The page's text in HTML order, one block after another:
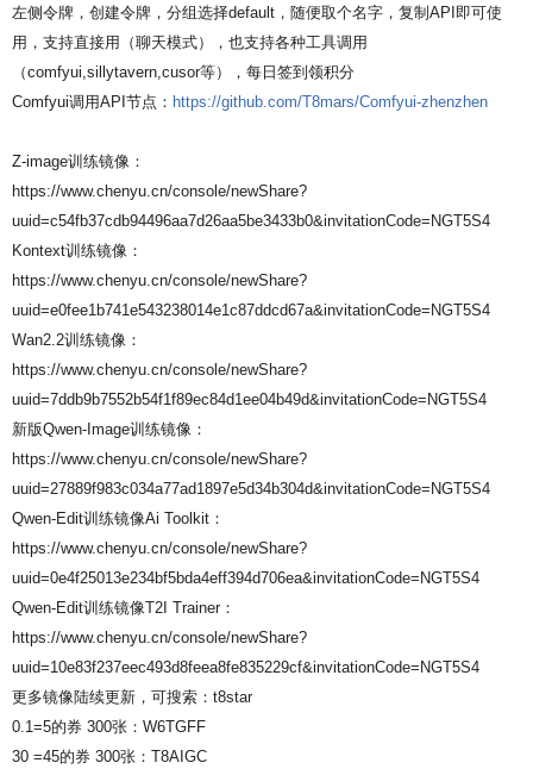
左侧令牌，创建令牌，分组选择default，随便取个名字，复制API即可使
用，支持直接用（聊天模式），也支持各种工具调用
（comfyui,sillytavern,cusor等），每日签到领积分
Comfyui调用API节点： https://github.com/T8mars/Comfyui-zhenzhen
Z-image训练镜像：
https://www.chenyu.cn/console/newShare?
uuid=c54fb37cdb94496aa7d26aa5be3433b0&invitationCode=NGT5S4
Kontext训练镜像：
https://www.chenyu.cn/console/newShare?
uuid=e0fee1b741e543238014e1c87ddcd67a&invitationCode=NGT5S4
Wan2.2训练镜像：
https://www.chenyu.cn/console/newShare?
uuid=7ddb9b7552b54f1f89ec84d1ee04b49d&invitationCode=NGT5S4
新版Qwen-Image训练镜像：
https://www.chenyu.cn/console/newShare?
uuid=27889f983c034a77ad1897e5d34b304d&invitationCode=NGT5S4
Qwen-Edit训练镜像Ai Toolkit：
https://www.chenyu.cn/console/newShare?
uuid=0e4f25013e234bf5bda4eff394d706ea&invitationCode=NGT5S4
Qwen-Edit训练镜像T2I Trainer：
https://www.chenyu.cn/console/newShare?
uuid=10e83f237eec493d8feea8fe835229cf&invitationCode=NGT5S4
更多镜像陆续更新，可搜索：t8star
0.1=5的券 300张：W6TGFF
30 =45的券 300张：T8AIGC